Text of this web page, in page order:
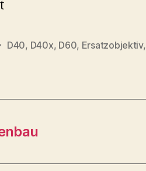
D40, D40x, D60, Ersatzobjektiv,